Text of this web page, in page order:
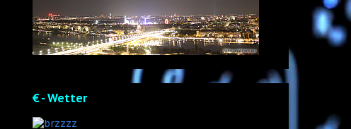
€ - Wetter